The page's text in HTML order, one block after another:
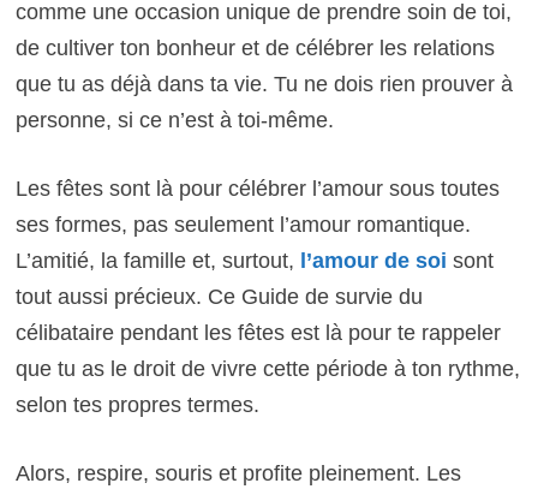
comme une occasion unique de prendre soin de toi,
de cultiver ton bonheur et de célébrer les relations
que tu as déjà dans ta vie. Tu ne dois rien prouver à
personne, si ce n’est à toi-même.
Les fêtes sont là pour célébrer l’amour sous toutes
ses formes, pas seulement l’amour romantique.
L’amitié, la famille et, surtout, l’amour de soi sont
tout aussi précieux. Ce Guide de survie du
célibataire pendant les fêtes est là pour te rappeler
que tu as le droit de vivre cette période à ton rythme,
selon tes propres termes.
Alors, respire, souris et profite pleinement. Les